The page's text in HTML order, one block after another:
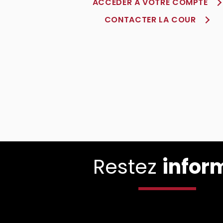
CONTACTER LA COUR
Restez